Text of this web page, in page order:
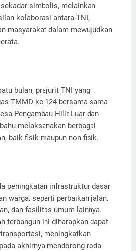
simbolis, melainkan
kolaborasi antara TNI,
masyarakat dalam mewujudkan
bulan, prajurit TNI yang
TMMD ke-124 bersama-sama
Pengambau Hilir Luar dan
melaksanakan berbagai
baik fisik maupun non-fisik.
peningkatan infrastruktur dasar
warga, seperti perbaikan jalan,
dan fasilitas umum lainnya.
terbangun ini diharapkan dapat
meningkatkan
akhirnya mendorong roda